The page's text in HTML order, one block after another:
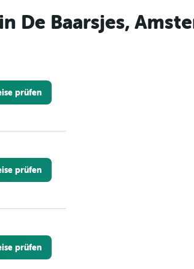
De Baarsjes,
prüfen
prüfen
prüfen